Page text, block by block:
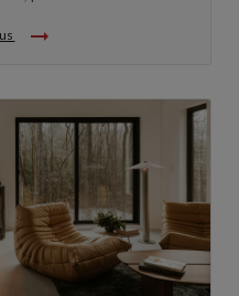
arrow_right_alt